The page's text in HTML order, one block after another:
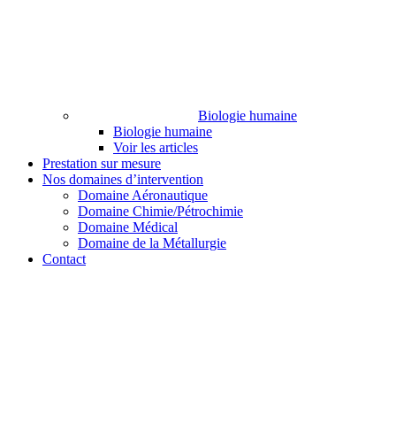
Biologie humaine
Biologie humaine
Voir les articles
Prestation sur mesure
Nos domaines d’intervention
Domaine Aéronautique
Domaine Chimie/Pétrochimie
Domaine Médical
Domaine de la Métallurgie
Contact